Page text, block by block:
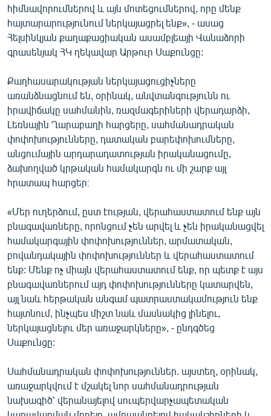
«Ազատության» բոլոր կայքերը
հիմնավորումներով և այն մոտեցումներով, որը մենք
հայտարարությունում ներկայացրել ենք», - ասաց
Հելսինկյան քաղաքացիական ասամբլեայի Վանաձորի
գրասենյակ ՀԿ ղեկավար Արթուր Սաքունցը:
Քաղհասարակության ներկայացուցիչները
առանձնացնում են, օրինակ, անվտանգությունն ու
իրավիճակը սահմանին, ռազմագերիների վերադարձի,
Լեռնային Ղարաբաղի հարցերը, սահմանադրական
փոփոխությունները, դատական բարեփոխումները,
անցումային արդարադատության իրականացումը,
ձախողված կրթական համակարգն ու մի շարք այլ
հրատապ հարցեր։
«Մեր ուղերձում, ըստ էության, վերահաստատում ենք այն
բնագավառները, որոնցում չեն արվել և չեն իրականացվել
համակարգային փոփոխություններ, արմատական,
բովանդակային փոփոխություններ և վերահաստատում
ենք: Մենք ոչ միայն վերահաստատում ենք, որ պետք է այս
բնագավառներում այդ փոփոխությունները կատարվեն,
այլ նաև հերթական անգամ պատրաստակամություն ենք
հայտնում, ինչպես միշտ նաև մասնակից լինելու,
ներկայացնելու մեր առաջարկները», - ընդգծեց
Սաքունցը:
Սահմանադրական փոփոխություններ. այստեղ, օրինակ,
առաջարկվում է մշակել նոր սահմանադրության
նախագիծ՝ վերանայելով սուպերվարչապետական